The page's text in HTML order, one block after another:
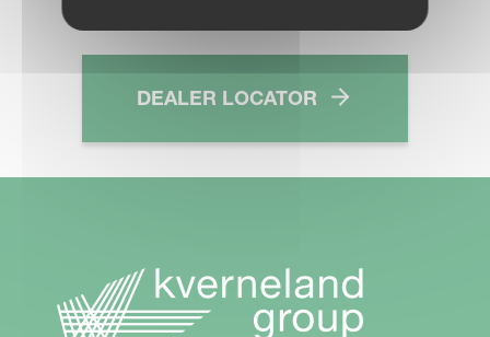
DEALER LOCATOR